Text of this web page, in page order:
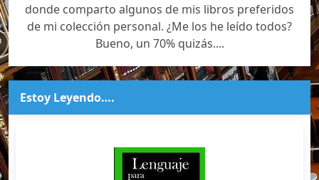
donde comparto algunos de mis libros preferidos
de mi colección personal. ¿Me los he leído todos?
Bueno, un 70% quizás....
Estoy Leyendo….